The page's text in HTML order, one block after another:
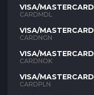
VISA/MASTERCARD
MDL
CARDMDL
VISA/MASTERCARD
NGN
CARDNGN
VISA/MASTERCARD
NOK
CARDNOK
VISA/MASTERCARD
PLN
CARDPLN